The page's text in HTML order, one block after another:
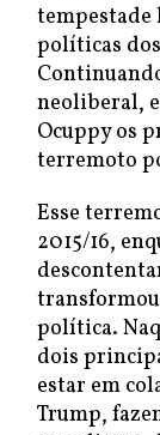
tempestade
políticas
neoliberal,
Ocuppy os
terremoto
Esse
2015/16,
política.
dois
estar em
Trump,